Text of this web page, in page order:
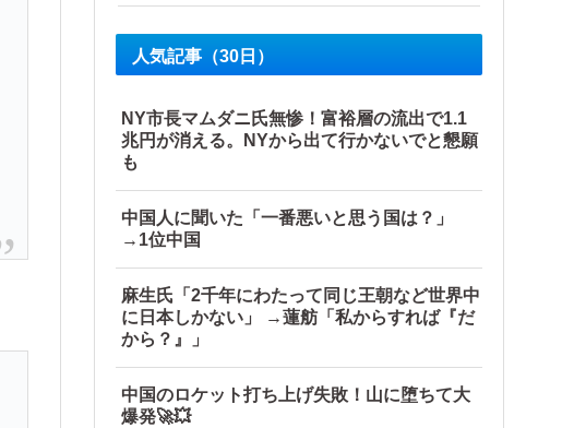
人気記事（30日）
NY市長マムダニ氏無惨！富裕層の流出で1.1
兆円が消える。NYから出て行かないでと懇願
も
中国人に聞いた「一番悪いと思う国は？」
→1位中国
麻生氏「2千年にわたって同じ王朝など世界中
に日本しかない」 →蓮舫「私からすれば『だ
から？』」
中国のロケット打ち上げ失敗！山に堕ちて大
爆発🚀💥